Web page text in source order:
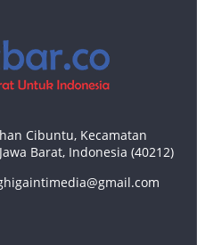
Cibuntu, Kecamatan
Barat, Indonesia (40212)